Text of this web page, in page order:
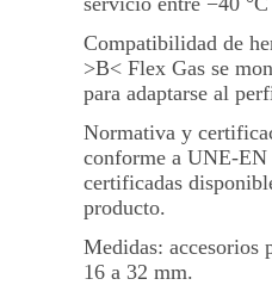
Compatibilidad de
>B< Flex Gas se
para adaptarse al
Normativa y
conforme a UNE-EN
certificadas
producto.
Medidas: accesorios
16 a 32 mm.